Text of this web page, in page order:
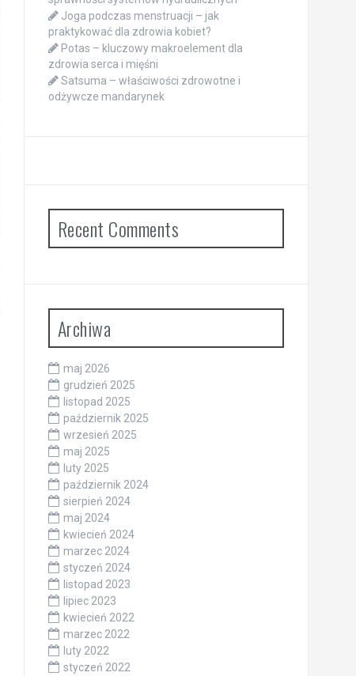
Joga podczas menstruacji – jak
praktykować dla zdrowia kobiet?
Potas – kluczowy makroelement dla
zdrowia serca i mięśni
Satsuma – właściwości zdrowotne i
odżywcze mandarynek
Recent Comments
Archiwa
maj 2026
grudzień 2025
listopad 2025
październik 2025
wrzesień 2025
maj 2025
luty 2025
październik 2024
sierpień 2024
maj 2024
kwiecień 2024
marzec 2024
styczeń 2024
listopad 2023
lipiec 2023
kwiecień 2022
marzec 2022
luty 2022
styczeń 2022